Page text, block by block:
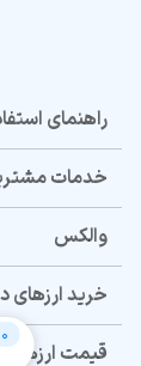
0
راهنمای
خدمات
والکس
خرید ارزهای
قیمت ارزهای